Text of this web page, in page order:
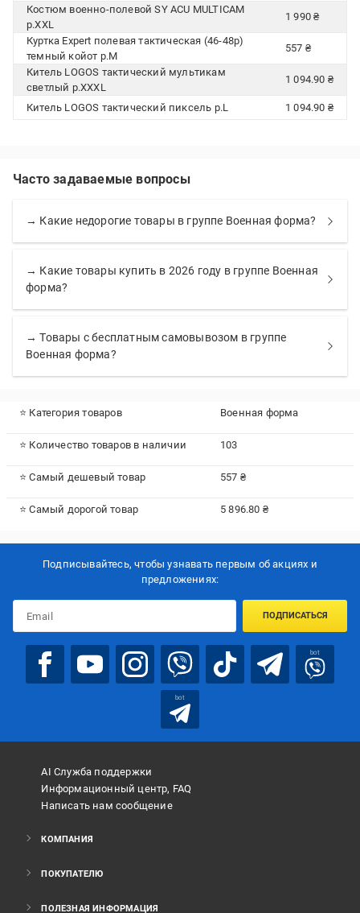
Костюм военно-полевой SY ACU MULTICAM
р.XXL
1 990 ₴
Куртка Expert полевая тактическая (46-48р)
темный койот р.M
557 ₴
Китель LOGOS тактический мультикам
светлый р.XXXL
1 094.90 ₴
Китель LOGOS тактический пиксель р.L 1 094.90 ₴
Часто задаваемые вопросы
→ Какие недорогие товары в группе Военная форма?
→ Какие товары купить в 2026 году в группе Военная
форма?
→ Товары с бесплатным самовывозом в группе
Военная форма?
⭐ Категория товаров Военная форма
⭐ Количество товаров в наличии 103
⭐ Самый дешевый товар 557 ₴
⭐ Самый дорогой товар 5 896.80 ₴
Подписывайтесь, чтобы узнавать первым об акцияx и
предложениях:
ПОДПИСАТЬСЯ
bot
bot
AI Служба поддержки
Информационный центр, FAQ
Написать нам сообщение
КОМПАНИЯ
ПОКУПАТЕЛЮ
ПОЛЕЗНАЯ ИНФОРМАЦИЯ